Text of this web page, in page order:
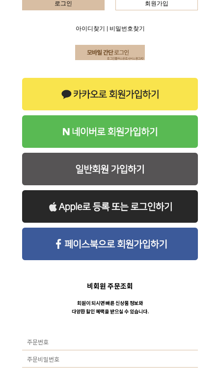
로그인 회원가입
아이디찾기 비밀번호찾기
비회원 주문조회
회원이 되시면 빠른 신상품 정보와
다양한 할인 혜택을 받으실 수 있습니다.